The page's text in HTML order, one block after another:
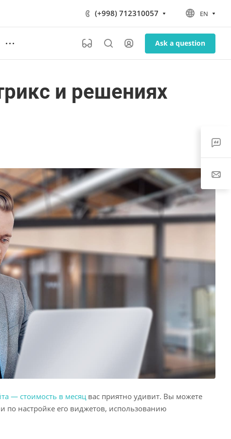
(+998) 712310057 EN
Ask a question
и решениях
— стоимость в месяц вас приятно удивит. Вы можете
по настройке его виджетов, использованию